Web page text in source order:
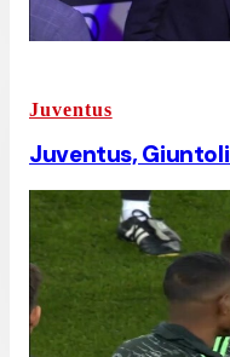
Juventus
Juventus,